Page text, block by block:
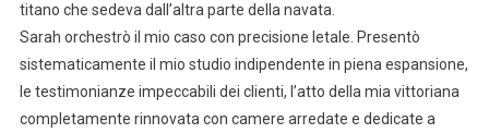
titano che sedeva dall’altra parte della navata.
Sarah orchestrò il mio caso con precisione letale. Presentò
sistematicamente il mio studio indipendente in piena espansione,
le testimonianze impeccabili dei clienti, l’atto della mia vittoriana
completamente rinnovata con camere arredate e dedicate a